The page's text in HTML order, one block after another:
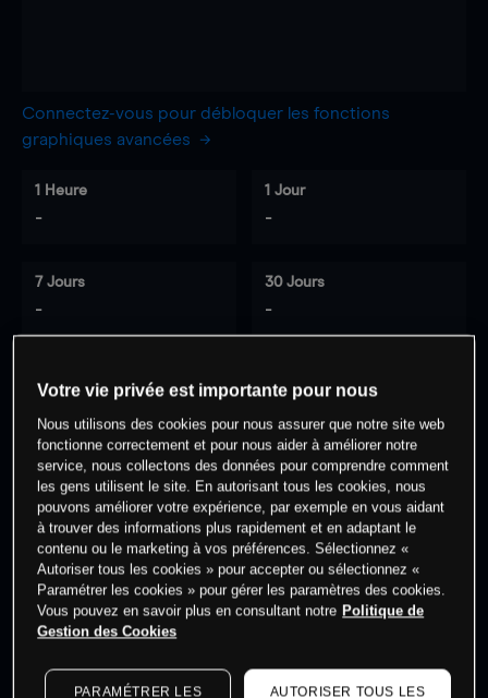
Connectez-vous pour débloquer les fonctions
graphiques avancées
1 Heure
-
1 Jour
-
7 Jours
-
30 Jours
-
0 % des clients ont une position à
cet actif
Commencez à trader
dernières données du marché.Log into see latest
Votre vie privée est importante pour nous
Nous utilisons des cookies pour nous assurer que notre site web
fonctionne correctement et pour nous aider à améliorer notre
service, nous collectons des données pour comprendre comment
les gens utilisent le site. En autorisant tous les cookies, nous
pouvons améliorer votre expérience, par exemple en vous aidant
à trouver des informations plus rapidement et en adaptant le
contenu ou le marketing à vos préférences. Sélectionnez «
Autoriser tous les cookies » pour accepter ou sélectionnez «
Paramétrer les cookies » pour gérer les paramètres des cookies.
Vous pouvez en savoir plus en consultant notre Politique de
Gestion des Cookies
PARAMÉTRER LES
AUTORISER TOUS LES